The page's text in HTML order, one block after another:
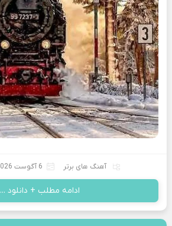
آهنگ های برتر 6 آگوست 2026
ادامه مطلب + دانلود ...